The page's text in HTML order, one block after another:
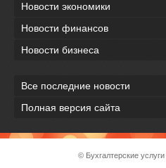
Новости экономики
Новости финансов
Новости бизнеса
Все последние новости
Полная версия сайта
© Бухгалтерские услуги